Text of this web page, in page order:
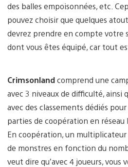
des balles empoisonnées, etc.
pouvez choisir que quelques
devrez prendre en compte votre
dont vous êtes équipé, car tout
Crimsonlandcomprend une
avec 3 niveaux de difficulté, ainsi
avec des classements dédiés
parties de coopération en réseau
En coopération, un
de monstres en fonction du
veut dire qu’avec 4 joueurs, vous